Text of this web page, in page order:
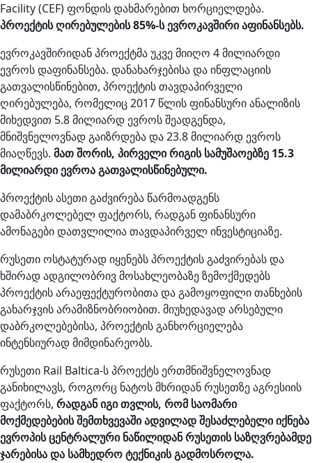
Facility (CEF) ფონდის დახმარებით ხორციელდება.
პროექტის ღირებულების 85%-ს ევროკავშირი აფინანსებს.
ევროკავშირიდან პროექტმა უკვე მიიღო 4 მილიარდი
ევროს დაფინანსება. დანახარჯებისა და ინფლაციის
გათვალისწინებით, პროექტის თავდაპირველი
ღირებულება, რომელიც 2017 წლის ფინანსური ანალიზის
მიხედვით 5.8 მილიარდ ევროს შეადგენდა,
მნიშვნელოვნად გაიზრდება და 23.8 მილიარდ ევროს
მიაღწევს. მათ შორის, პირველი რიგის სამუშაოებზე 15.3
მილიარდი ევროა გათვალისწინებული.
პროექტის ასეთი გაძვირება წარმოადგენს
დამაბრკოლებელ ფაქტორს, რადგან ფინანსური
ამონაგები დათვლილია თავდაპირველ ინვესტიციაზე.
რუსეთი ოსტატურად იყენებს პროექტის გაძვირებას და
ხშირად ადგილობრივ მოსახლეობაზე ზემოქმედებს
პროექტის არაეფექტურობითა და გამოყოფილი თანხების
გახარჯვის არამიზნობრიობით. მიუხედავად არსებული
დაბრკოლებებისა, პროექტის განხორციელება
ინტენსიურად მიმდინარეობს.
რუსეთი Rail Baltica-ს პროექტს ერთმნიშვნელოვნად
განიხილავს, როგორც ნატოს მხრიდან რუსეთზე აგრესიის
ფაქტორს, რადგან იგი თვლის, რომ საომარი
მოქმედებების შემთხვევაში ადვილად შესაძლებელი იქნება
ევროპის ცენტრალური ნაწილიდან რუსეთის საზღვრებამდე
ჯარებისა და სამხედრო ტექნიკის გადმოსროლა.